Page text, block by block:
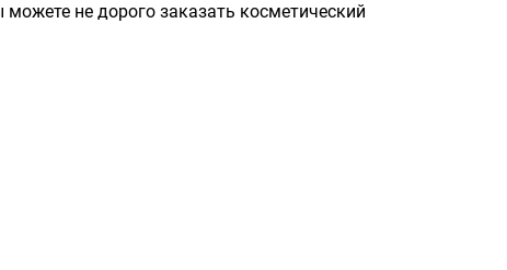
не дорого заказать косметический